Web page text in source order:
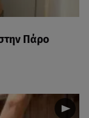
Πάρο